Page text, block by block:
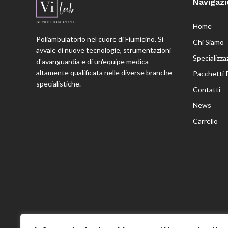
Poliambulatorio nel cuore di Fiumicino. Si
avvale di nuove tecnologie, strumentazioni
d'avanguardia e di un'equipe medica
altamente qualificata nelle diverse branche
specialistiche.
Home
Chi Siamo
Pacchetti
Contatti
News
Carrello